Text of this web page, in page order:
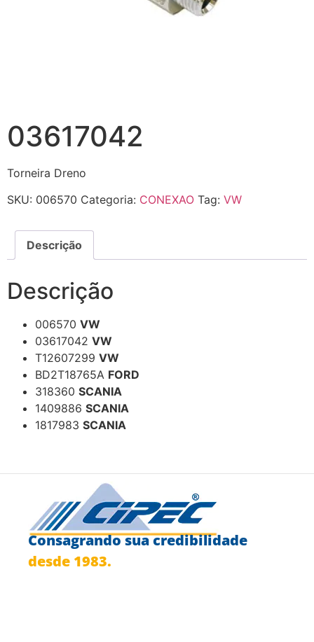
03617042
Torneira Dreno
SKU: 006570 Categoria: CONEXAO Tag: VW
Descrição
Descrição
006570 VW
03617042 VW
T12607299 VW
BD2T18765A FORD
318360 SCANIA
1409886 SCANIA
1817983 SCANIA
Consagrando sua credibilidade
desde 1983.